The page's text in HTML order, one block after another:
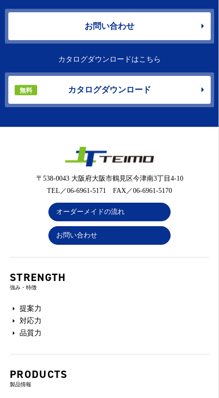
お問い合わせ
カタログダウンロードはこちら
無料 カタログダウンロード
〒538-0043 大阪府大阪市鶴見区今津南3丁目4-10
TEL／06-6961-5171 FAX／06-6961-5170
オーダーメイドの流れ
お問い合わせ
STRENGTH
強み・特徴
提案力
対応力
品質力
PRODUCTS
製品情報